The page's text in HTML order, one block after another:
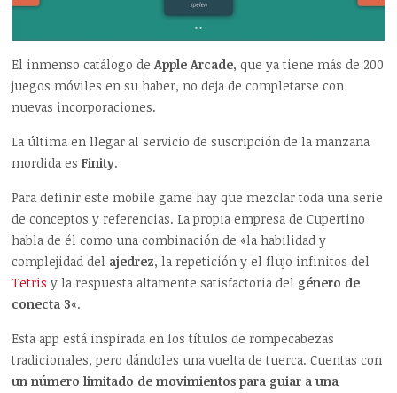
El inmenso catálogo deApple Arcade, que ya tiene más de 200
juegos móviles en su haber, no deja de completarse con
nuevas incorporaciones.
La última en llegar al servicio de suscripción de la manzana
mordida es Finity.
Para definir este mobile game hay que mezclar toda una serie
de conceptos y referencias. La propia empresa de Cupertino
habla de él como una combinación de «la habilidad y
complejidad del ajedrez, la repetición y el flujo infinitos del
Tetris y la respuesta altamente satisfactoria del género de
conecta 3«.
Esta app está inspirada en los títulos de rompecabezas
tradicionales, pero dándoles una vuelta de tuerca. Cuentas con
un número limitado de movimientos para guiar a una